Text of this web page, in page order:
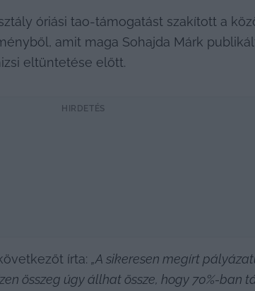
óriási tao-támogatást szakított a
amit maga Sohajda Márk
eltüntetése előtt.
HIRDETÉS
írta: „A sikeresen megírt
összeg úgy állhat össze, hogy 70%-ban